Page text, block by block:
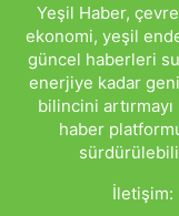
Yeşil Haber,
ekonomi, yeşil
güncel haberleri
enerjiye kadar
bilincini
haber
İletişim: